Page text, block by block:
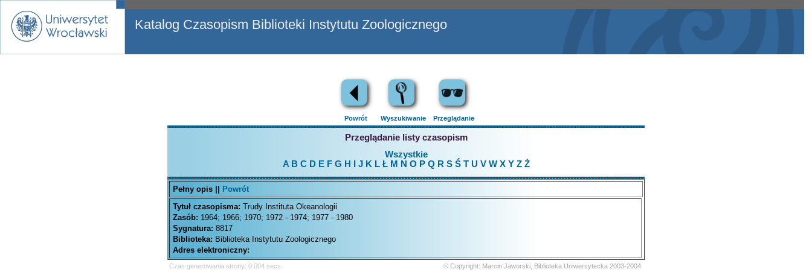
Katalog Czasopism Biblioteki Instytutu Zoologicznego
Powrót Wyszukiwanie Przeglądanie
Przeglądanie listy czasopism
Wszystkie
A B C D EFG H J K L Ł M N O P Q R S Ś T U V W X Y Z Ż
Pełny opis ||
Powrót
Tytuł czasopisma: Trudy Instituta Okeanologii
Zasób: 1964; 1966; 1970; 1972 - 1974; 1977 - 1980
Sygnatura: 8817
Biblioteka: Biblioteka Instytutu Zoologicznego
Adres elektroniczny:
Czas generowania strony: 0.004 secs. © Copyright: Marcin Jaworski, Biblioteka Uniwersytecka 2003-2004.